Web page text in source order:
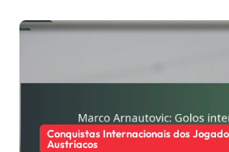
Conquistas Internacionais dos
Austríacos